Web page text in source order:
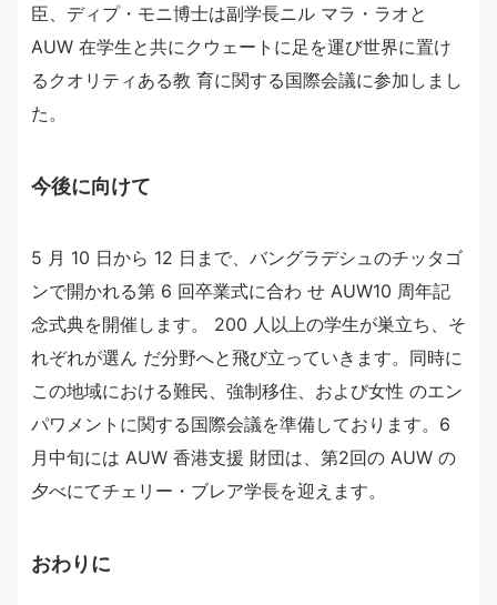
臣、ディプ・モニ博士は副学長ニル マラ・ラオと
AUW 在学生と共にクウェートに足を運び世界に置け
るクオリティある教 育に関する国際会議に参加しまし
た。
今後に向けて
5 月 10 日から 12 日まで、バングラデシュのチッタゴ
ンで開かれる第 6 回卒業式に合わ せ AUW10 周年記
念式典を開催します。 200 人以上の学生が巣立ち、そ
れぞれが選ん だ分野へと飛び立っていきます。同時に
この地域における難民、強制移住、および女性 のエン
パワメントに関する国際会議を準備しております。6
月中旬には AUW 香港支援 財団は、第2回の AUW の
夕べにてチェリー・ブレア学長を迎えます。
おわりに